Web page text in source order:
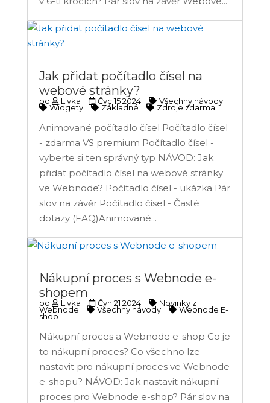
Jak přidat počítadlo čísel na
webové stránky?
od Livka Čvc 15 2024 Všechny návody
Widgety Základné Zdroje zdarma
Animované počítadlo čísel Počítadlo čísel
- zdarma VS premium Počítadlo čísel -
vyberte si ten správný typ NÁVOD: Jak
přidat počítadlo čísel na webové stránky
ve Webnode? Počítadlo čísel - ukázka Pár
slov na závěr Počítadlo čísel - Časté
dotazy (FAQ)Animované...
Nákupní proces s Webnode e-
shopem
od Livka Čvn 21 2024 Novinky z
Webnode Všechny návody Webnode E-
shop
Nákupní proces a Webnode e-shop Co je
to nákupní proces? Co všechno lze
nastavit pro nákupní proces ve Webnode
e-shopu? NÁVOD: Jak nastavit nákupní
proces pro Webnode e-shop? Pár slov na